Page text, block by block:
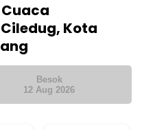
Kota
Besok
12 Aug 2026